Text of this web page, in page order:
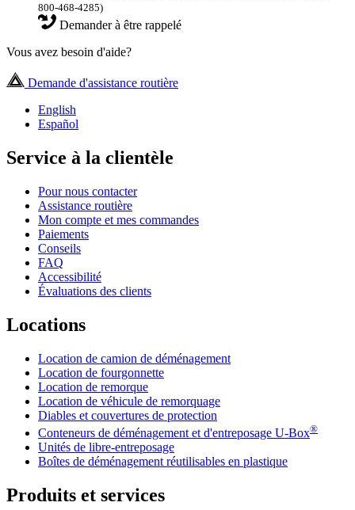
800-468-4285)
Demander à être rappelé
Vous avez besoin d'aide?
Demande d'assistance routière
English
Español
Service à la clientèle
Pour nous contacter
Assistance routière
Mon compte et mes commandes
Paiements
Conseils
FAQ
Accessibilité
Évaluations des clients
Locations
Location de camion de déménagement
Location de fourgonnette
Location de remorque
Location de véhicule de remorquage
Diables et couvertures de protection
Conteneurs de déménagement et d'entreposage U-Box®
Unités de libre-entreposage
Boîtes de déménagement réutilisables en plastique
Produits et services